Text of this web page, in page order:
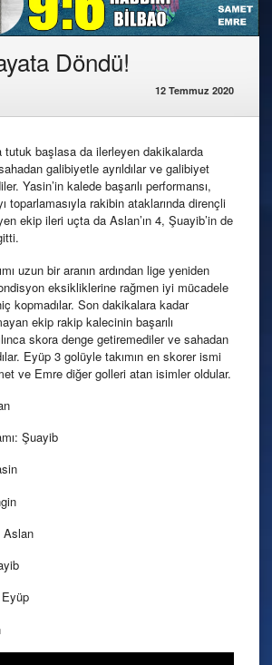
Döndü!
12 Temmuz 2020
başlasa da ilerleyen dakikalarda
galibiyetle ayrıldılar ve galibiyet
Yasin’in kalede başarılı performansı,
toparlamasıyla rakibin ataklarında dirençli
ekip ileri uçta da Aslan’ın 4, Şuayib’in de
uzun bir aranın ardından lige yeniden
eksikliklerine rağmen iyi mücadele
kopmadılar. Son dakikalara kadar
ekip rakip kalecinin başarılı
skora denge getiremediler ve sahadan
Eyüp 3 golüyle takımın en skorer ismi
ve Emre diğer golleri atan isimler oldular.
Şuayib
Aslan